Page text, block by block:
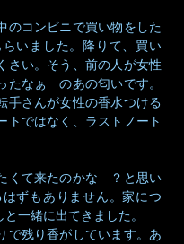
のコンビニで買い物をした
いました。降りて、買い
さい。そう、前の人が女性
たなぁ のあの匂いです。
手さんが女性の香水つける
トではなく、ラストノート
くて来たのかな―？と思い
ずもありません。家につ
一緒に出てきました。
で残り香がしています。あ